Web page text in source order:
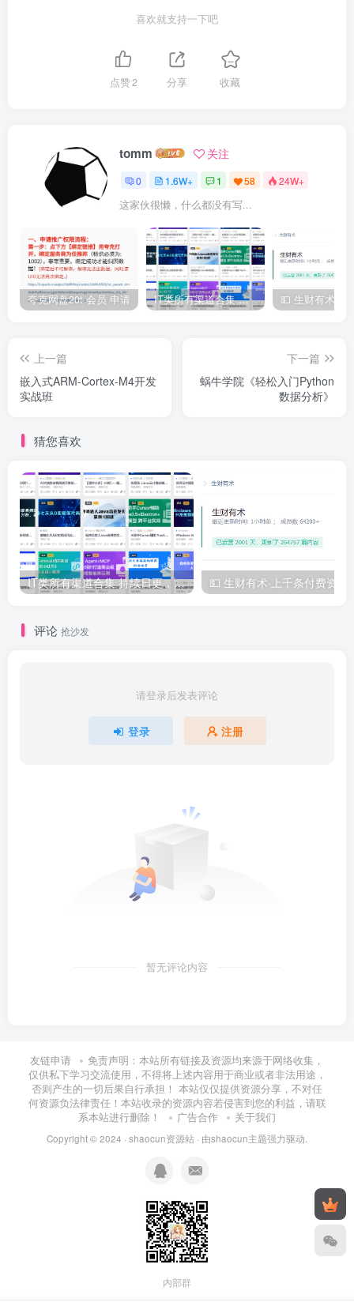
| | | ├──category_thumb_6.jpg 18.90kb
| | | ├──comment_1.jpg 16.07kb
| | | ├──goods_big_1.jpg 24.07kb
| | | ├──goods_big_2.jpg 25.06kb
| | | ├──goods_big_3.jpg 40.24kb
| | | ├──goods_detail_1.jpg 130.05kb
| | | ├──goods_detail_2.jpg 113.42kb
| | | ├──goods_detail_3.jpg 127.84kb
| | | ├──goods_detail_4.jpg 168.13kb
| | | ├──goods_detail_5.jpg 196.25kb
| | | ├──goods_detail_6.jpg 126.37kb
| | | ├──goods_detail_7.jpg 114.67kb
| | | ├──goods_detail_8.jpg 83.97kb
| | | ├──goods_detail_9.jpg 69.88kb
| | | ├──goods_preview_1.jpg 117.14kb
| | | ├──goods_preview_2.jpg 72.72kb
| | | ├──goods_preview_3.jpg 34.17kb
| | | ├──goods_preview_6.jpg 59.24kb
| | | ├──goods_small_10.jpg 17.89kb
| | | ├──goods_small_11.jpg 16.95kb
| | | ├──goods_small_3.jpg 12.80kb
| | | ├──goods_small_6.jpg 16.10kb
| | | ├──goods_small_7.jpg 16.91kb
| | | ├──goods_small_8.jpg 13.67kb
| | | ├──goods_small_9.jpg 14.01kb
| | | ├──interest_1.jpg 34.95kb
| | | ├──interest_2.jpg 28.16kb
| | | ├──interest_3.jpg 23.23kb
| | | ├──interest_4.jpg 24.47kb
| | | ├──interest_5.jpg 22.76kb
| | | ├──recommend_1.jpg 78.33kb
| | | ├──recommend_2.jpg 28.26kb
| | | ├──slider_2.jpg 199.59kb
| | | ├──slider_4.jpg 76.74kb
| | | ├──slider_5.jpg 119.02kb
喜欢就支持一下吧
点赞2 分享 收藏
tomm 关注
0 1.6W+ 1 58 24W+
这家伙很懒，什么都没有写...
夸克网盘20t 会员 申请 IT类所有渠道合集 持续日更，目前近四千多条资源 年费用户微信私信获取权限
上一篇
嵌入式ARM-Cortex-M4开发
实战班
下一篇
蜗牛学院《轻松入门Python
数据分析》
猜您喜欢
IT类所有渠道合集 持续日更，目前近四千多条资源 年费用户微信私信获取权限
评论 抢沙发
请登录后发表评论
登录 注册
暂无评论内容
友链申请
免责声明：本站所有链接及资源均来源于网络收集，
仅供私下学习交流使用，不得将上述内容用于商业或者非法用途，
否则产生的一切后果自行承担！ 本站仅仅提供资源分享，不对任
何资源负法律责任！本站收录的资源内容若侵害到您的利益，请联
系本站进行删除！
广告合作 关于我们
Copyright © 2024 · shaocun资源站 · 由shaocun主题强力驱动.
内部群